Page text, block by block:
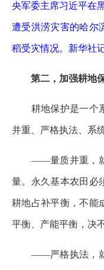
央军委主席习近平在
遭受洪涝灾害的哈尔
稻受灾情况。新华社
第二，加强耕地
耕地保护是一个系
并重、严格执法、系
——量质并重，就
量。永久基本农田必
耕地占补平衡，不能
平衡、产能平衡，决
——严格执法，就